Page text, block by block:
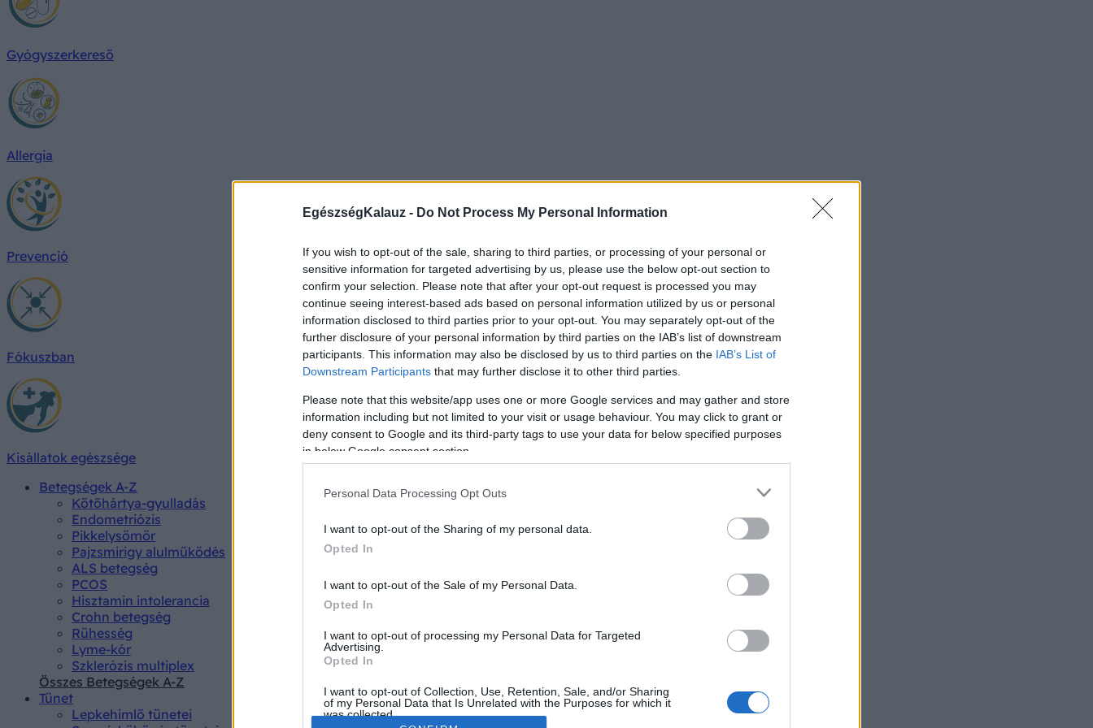
EgészségKalauz - Do Not Process My Personal Information
If you wish to opt-out of the sale, sharing to third parties, or processing of your personal or
sensitive information for targeted advertising by us, please use the below opt-out section to
confirm your selection. Please note that after your opt-out request is processed you may
continue seeing interest-based ads based on personal information utilized by us or personal
information disclosed to third parties prior to your opt-out. You may separately opt-out of the
further disclosure of your personal information by third parties on the IAB’s list of downstream
participants. This information may also be disclosed by us to third parties on the IAB’s List of
Downstream Participants that may further disclose it to other third parties.
Please note that this website/app uses one or more Google services and may gather and store
information including but not limited to your visit or usage behaviour. You may click to grant or
deny consent to Google and its third-party tags to use your data for below specified purposes
in below Google consent section.
Personal Data Processing Opt Outs
I want to opt-out of the Sharing of my personal data.
Opted In
I want to opt-out of the Sale of my Personal Data.
Opted In
I want to opt-out of processing my Personal Data for Targeted
Advertising.
Opted In
I want to opt-out of Collection, Use, Retention, Sale, and/or Sharing
of my Personal Data that Is Unrelated with the Purposes for which it
was collected.
Gyógyszerkereső
Allergia
Prevenció
Fókuszban
Kisállatok egészsége
Betegségek A-Z
Kötőhártya-gyulladás
Endometriózis
Pikkelysömör
Pajzsmirigy alulműködés
ALS betegség
PCOS
Hisztamin intolerancia
Crohn betegség
Rühesség
Lyme-kór
Szklerózis multiplex
Összes Betegségek A-Z
Tünet
Lepkehimlő tünetei